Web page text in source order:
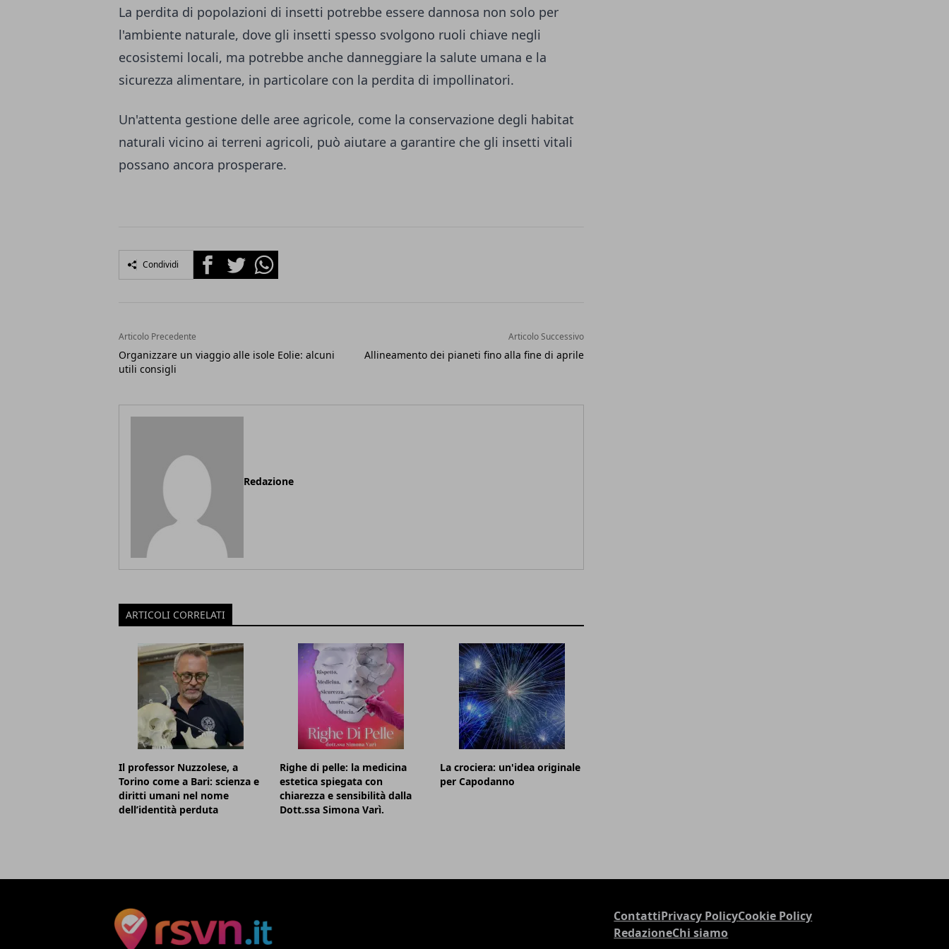
La perdita di popolazioni di insetti potrebbe essere dannosa non solo per
l'ambiente naturale, dove gli insetti spesso svolgono ruoli chiave negli
ecosistemi locali, ma potrebbe anche danneggiare la salute umana e la
sicurezza alimentare, in particolare con la perdita di impollinatori.
Un'attenta gestione delle aree agricole, come la conservazione degli habitat
naturali vicino ai terreni agricoli, può aiutare a garantire che gli insetti vitali
possano ancora prosperare.
Condividi FacebookTwitterWhatsapp
Articolo Precedente
Organizzare un viaggio alle isole Eolie: alcuni
utili consigli
Articolo Successivo
Allineamento dei pianeti fino alla fine di aprile
Redazione
ARTICOLI CORRELATI
Il professor Nuzzolese, a
Torino come a Bari: scienza e
diritti umani nel nome
dell’identità perduta
Righe di pelle: la medicina
estetica spiegata con
chiarezza e sensibilità dalla
Dott.ssa Simona Varì.
La crociera: un'idea originale
per Capodanno
ContattiPrivacy PolicyCookie Policy
RedazioneChi siamo